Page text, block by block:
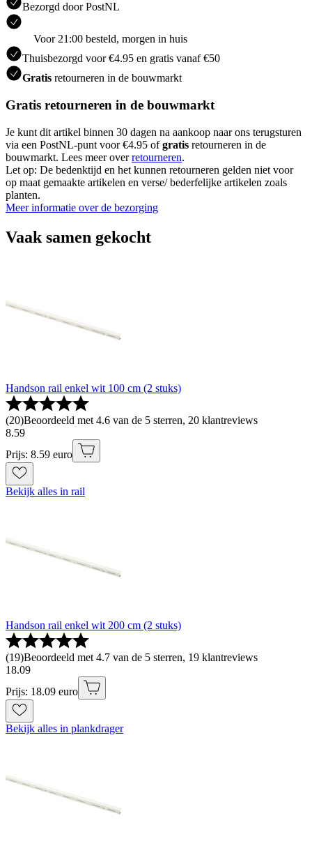
Bezorgd door PostNL
Voor 21:00 besteld, morgen in huis
Thuisbezorgd voor €4.95 en gratis vanaf €50
Gratis retourneren in de bouwmarkt
Gratis retourneren in de bouwmarkt
Je kunt dit artikel binnen 30 dagen na aankoop naar ons terugsturen
via een PostNL-punt voor €4.95 ofgratis retourneren in de
bouwmarkt. Lees meer overretourneren.
Let op: De bedenktijd en het kunnen retourneren gelden niet voor
op maat gemaakte artikelen en verse/ bederfelijke artikelen zoals
planten.
Meer informatie over de bezorging
Vaak samen gekocht
Handson rail enkel wit 100 cm (2 stuks)
(20)Beoordeeld met 4.6 van de 5 sterren, 20 klantreviews
8.59
Prijs: 8.59 euro
Bekijk alles in rail
Handson rail enkel wit 200 cm (2 stuks)
(19)Beoordeeld met 4.7 van de 5 sterren, 19 klantreviews
18.09
Prijs: 18.09 euro
Bekijk alles in plankdrager